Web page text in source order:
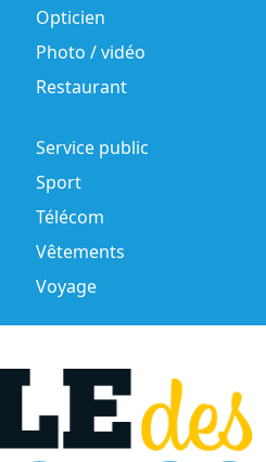
Opticien
Photo / vidéo
Restaurant
Service public
Sport
Télécom
Vêtements
Voyage